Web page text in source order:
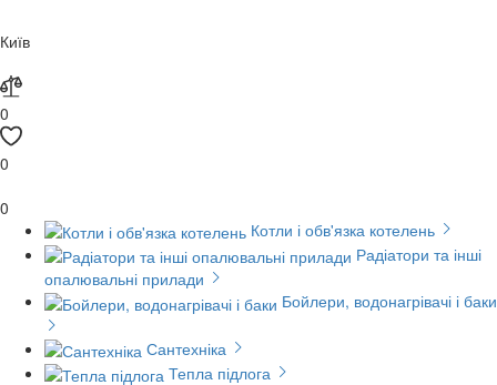
Київ
0
0
0
Котли і обв'язка котелень
Радіатори та інші
опалювальні прилади
Бойлери, водонагрівачі і баки
Сантехніка
Тепла підлога